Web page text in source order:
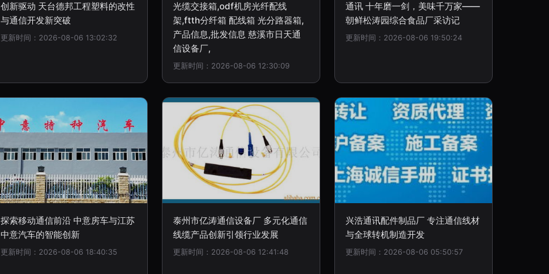
创新驱动 天台德邦工程塑料的改性
与通信开发新突破
更新时间：2026-08-06 13:02:32
光缆交接箱,odf机房光纤配线
架,ftth分纤箱 配线箱 光分路器箱,
产品信息,批发信息 慈溪市日天通
信设备厂,
更新时间：2026-08-06 12:30:09
通讯 十年磨一剑，美味千万家——
朝鲜松涛园综合食品厂采访记
更新时间：2026-08-06 19:50:24
探索移动通信前沿 中意房车与江苏
中意汽车的智能创新
更新时间：2026-08-06 18:40:35
泰州市亿涛通信设备厂 多元化通信
线缆产品创新引领行业发展
更新时间：2026-08-06 12:41:48
兴浩通讯配件制品厂 专注通信线材
与全球转机制造开发
更新时间：2026-08-06 05:50:57